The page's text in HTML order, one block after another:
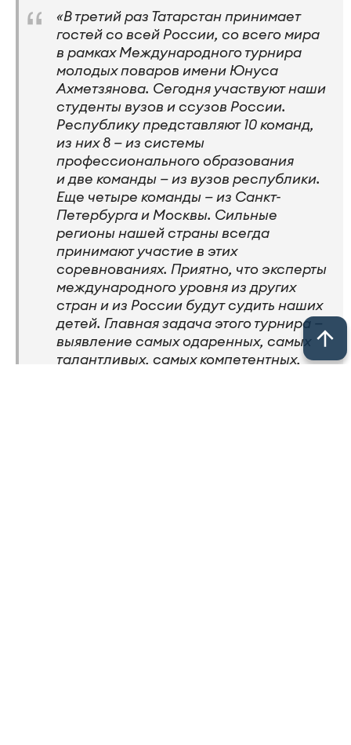
«В третий раз Татарстан принимает
гостей со всей России, со всего мира
в рамках Международного турнира
молодых поваров имени Юнуса
Ахметзянова. Сегодня участвуют наши
студенты вузов и ссузов России.
Республику представляют 10 команд,
из них 8 — из системы
профессионального образования
и две команды — из вузов республики.
Еще четыре команды — из Санкт-
Петербурга и Москвы. Сильные
регионы нашей страны всегда
принимают участие в этих
соревнованиях. Приятно, что эксперты
международного уровня из других
стран и из России будут судить наших
детей. Главная задача этого турнира —
выявление самых одаренных, самых
талантливых, самых компетентных,